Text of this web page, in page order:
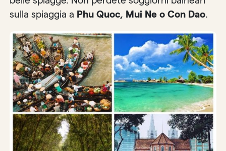
sulla spiaggia a Phu Quoc, Mui Ne o Con Dao.